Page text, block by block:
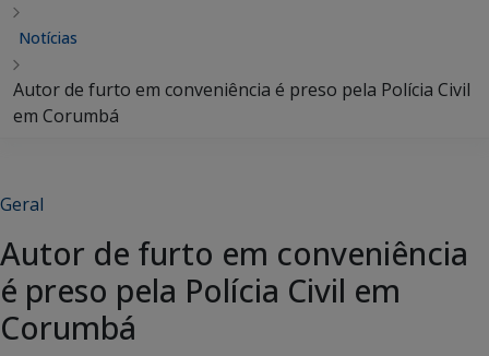
Notícias
Autor de furto em conveniência é preso pela Polícia Civil
em Corumbá
Geral
Autor de furto em conveniência
é preso pela Polícia Civil em
Corumbá